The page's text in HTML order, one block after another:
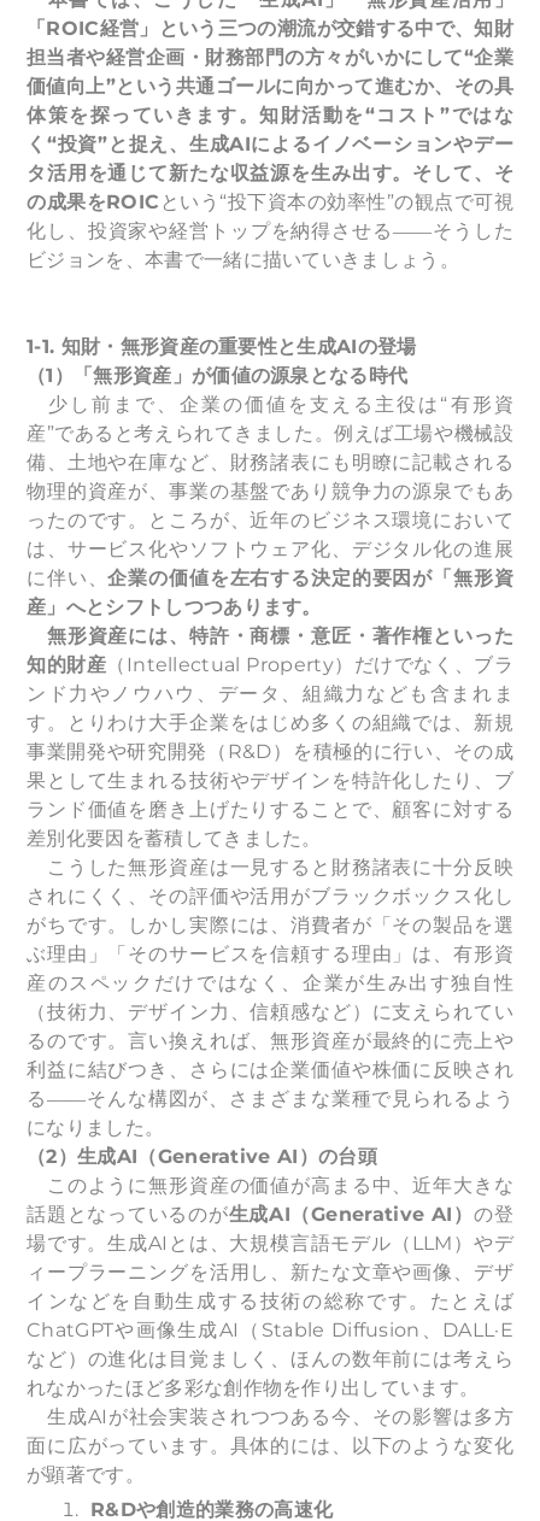
「ROIC経営」という三つの潮流が交錯する中で、知財
担当者や経営企画・財務部門の方々がいかにして“企業
価値向上”という共通ゴールに向かって進むか、その具
体策を探っていきます。知財活動を“コスト”ではな
く“投資”と捉え、生成AIによるイノベーションやデー
タ活用を通じて新たな収益源を生み出す。そして、そ
の成果をROIC という“投下資本の効率性”の観点で可視
化し、投資家や経営トップを納得させる――そうした
ビジョンを、本書で一緒に描いていきましょう。
1-1. 知財・無形資産の重要性と生成AIの登場
（1）「無形資産」が価値の源泉となる時代
少し前まで、企業の価値を支える主役は“有形資
産”であると考えられてきました。例えば工場や機械設
備、土地や在庫など、財務諸表にも明瞭に記載される
物理的資産が、事業の基盤であり競争力の源泉でもあ
ったのです。ところが、近年のビジネス環境において
は、サービス化やソフトウェア化、デジタル化の進展
に伴い、企業の価値を左右する決定的要因が「無形資
産」へとシフトしつつあります。
無形資産には、特許・商標・意匠・著作権といった
知的財産 （Intellectual Property）だけでなく、ブラ
ンド力やノウハウ、データ、組織力なども含まれま
す。とりわけ大手企業をはじめ多くの組織では、新規
事業開発や研究開発（R&D）を積極的に行い、その成
果として生まれる技術やデザインを特許化したり、ブ
ランド価値を磨き上げたりすることで、顧客に対する
差別化要因を蓄積してきました。
こうした無形資産は一見すると財務諸表に十分反映
されにくく、その評価や活用がブラックボックス化し
がちです。しかし実際には、消費者が「その製品を選
ぶ理由」「そのサービスを信頼する理由」は、有形資
産のスペックだけではなく、企業が生み出す独自性
（技術力、デザイン力、信頼感など）に支えられてい
るのです。言い換えれば、無形資産が最終的に売上や
利益に結びつき、さらには企業価値や株価に反映され
る――そんな構図が、さまざまな業種で見られるよう
になりました。
（2）生成AI（Generative AI）の台頭
このように無形資産の価値が高まる中、近年大きな
話題となっているのが生成AI（Generative AI） の登
場です。生成AIとは、大規模言語モデル（LLM）やデ
ィープラーニングを活用し、新たな文章や画像、デザ
インなどを自動生成する技術の総称です。たとえば
ChatGPTや画像生成AI（Stable Diffusion、DALL·E
など）の進化は目覚ましく、ほんの数年前には考えら
れなかったほど多彩な創作物を作り出しています。
生成AIが社会実装されつつある今、その影響は多方
面に広がっています。具体的には、以下のような変化
が顕著です。
R&Dや創造的業務の高速化